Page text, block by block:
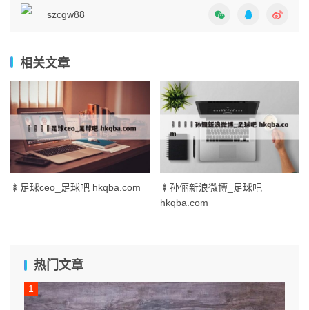
szcgw88
相关文章
🍢足球ceo_足球吧 hkqba.com
🍢孙俪新浪微博_足球吧
hkqba.com
热门文章